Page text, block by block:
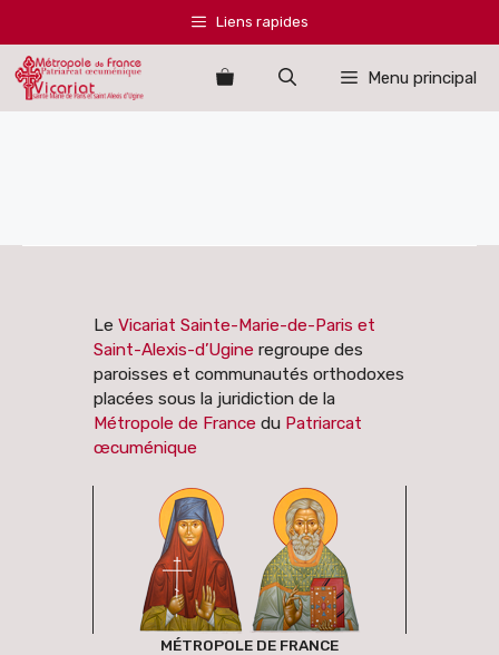
au
contenu
Liens rapides
Menu principal
Le Vicariat Sainte-Marie-de-Paris et
Saint-Alexis-d’Ugine regroupe des
paroisses et communautés orthodoxes
placées sous la juridiction de la
Métropole de France du Patriarcat
œcuménique
MÉTROPOLE DE FRANCE